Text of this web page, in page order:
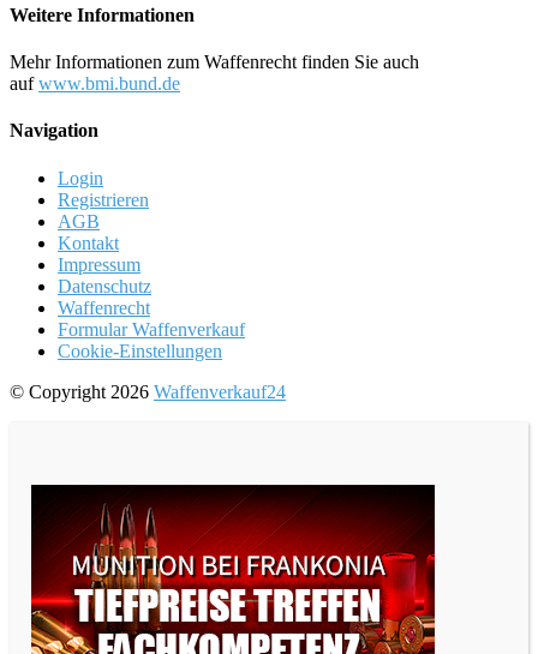
Weitere Informationen
Mehr Informationen zum Waffenrecht finden Sie auch
aufwww.bmi.bund.de
Navigation
Login
Registrieren
AGB
Kontakt
Impressum
Datenschutz
Waffenrecht
Formular Waffenverkauf
Cookie-Einstellungen
© Copyright 2026 Waffenverkauf24